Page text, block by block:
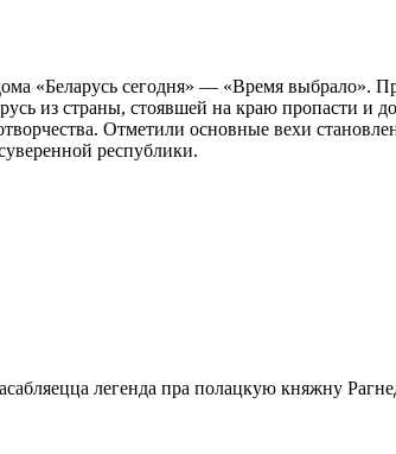
«Беларусь сегодня» — «Время выбрало».
из страны, стоявшей на краю пропасти и
Отметили основные вехи
республики.
легенда пра полацкую княжну